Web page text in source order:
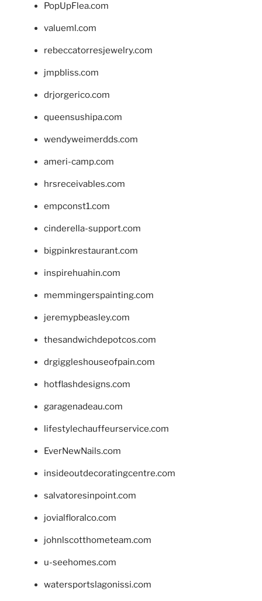
PopUpFlea.com
valueml.com
rebeccatorresjewelry.com
jmpbliss.com
drjorgerico.com
queensushipa.com
wendyweimerdds.com
ameri-camp.com
hrsreceivables.com
empconst1.com
cinderella-support.com
bigpinkrestaurant.com
inspirehuahin.com
memmingerspainting.com
jeremypbeasley.com
thesandwichdepotcos.com
drgiggleshouseofpain.com
hotflashdesigns.com
garagenadeau.com
lifestylechauffeurservice.com
EverNewNails.com
insideoutdecoratingcentre.com
salvatoresinpoint.com
jovialfloralco.com
johnlscotthometeam.com
u-seehomes.com
watersportslagonissi.com